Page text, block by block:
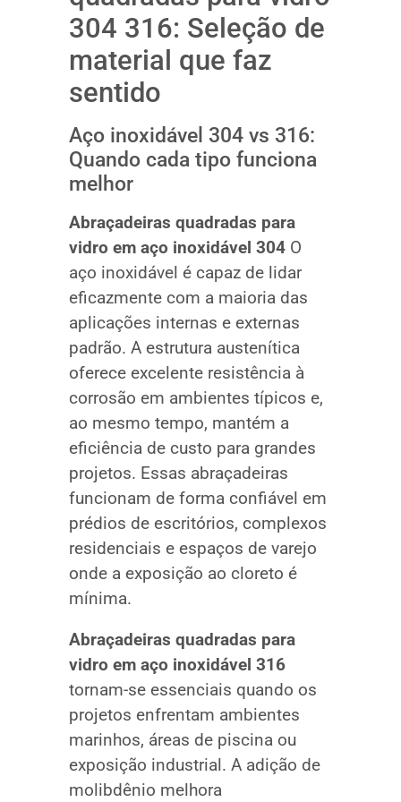
304 316: Seleção de
material que faz
sentido
Aço inoxidável 304 vs 316:
Quando cada tipo funciona
melhor
Abraçadeiras quadradas para
vidro em aço inoxidável 304O
aço inoxidável é capaz de lidar
eficazmente com a maioria das
aplicações internas e externas
padrão. A estrutura austenítica
oferece excelente resistência à
corrosão em ambientes típicos e,
ao mesmo tempo, mantém a
eficiência de custo para grandes
projetos. Essas abraçadeiras
funcionam de forma confiável em
prédios de escritórios, complexos
residenciais e espaços de varejo
onde a exposição ao cloreto é
mínima.
Abraçadeiras quadradas para
vidro em aço inoxidável 316
tornam-se essenciais quando os
projetos enfrentam ambientes
marinhos, áreas de piscina ou
exposição industrial. A adição de
molibdênio melhora